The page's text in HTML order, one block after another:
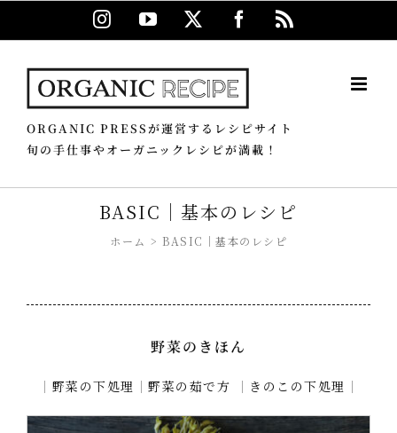
Instagram
YouTube Facebook
ORGANIC PRESSが運営するレシピサイト
旬の手仕事やオーガニックレシピが満載！
BASIC｜基本のレシピ
ホーム BASIC｜基本のレシピ
野菜のきほん
｜ 野菜の下処理 ｜ 野菜の茹で方 ｜ きのこの下処理 ｜